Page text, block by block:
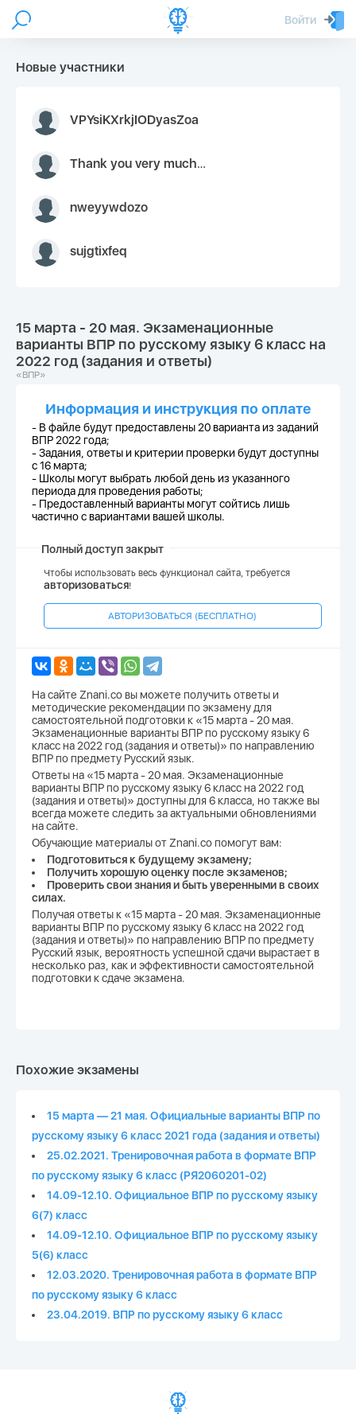
Войти
Новые участники
VPYsiKXrkjIODyasZoa
Thank you very much for your inquiry We appreciate you 9126052 https://youtube.com faceapple !
nweyywdozo
sujgtixfeq
15 марта - 20 мая. Экзаменационные
варианты ВПР по русскому языку 6 класс на
2022 год (задания и ответы)
«ВПР»
Информация и инструкция по оплате
- В файле будут предоставлены 20 варианта из заданий
ВПР 2022 года;
-Задания, ответы и критерии проверки будут доступны
с 16 марта;
- Школы могут выбрать любой день из указанного
периода для проведения работы;
- Предоставленный варианты могут сойтись лишь
частично с вариантами вашей школы.
Полный доступ закрыт
Чтобы использовать весь функционал сайта, требуется
авторизоваться!
АВТОРИЗОВАТЬСЯ (БЕСПЛАТНО)
На сайте Znani.co вы можете получить ответы и
методические рекомендации по экзамену для
самостоятельной подготовки к «15 марта - 20 мая.
Экзаменационные варианты ВПР по русскому языку 6
класс на 2022 год (задания и ответы)» по направлению
ВПР по предмету Русский язык.
Ответы на «15 марта - 20 мая. Экзаменационные
варианты ВПР по русскому языку 6 класс на 2022 год
(задания и ответы)» доступны для 6 класса, но также вы
всегда можете следить за актуальными обновлениями
на сайте.
Обучающие материалы от Znani.co помогут вам:
Подготовиться к будущему экзамену;
Получить хорошую оценку после экзаменов;
Проверить свои знания и быть уверенными в своих
силах.
Получая ответы к «15 марта - 20 мая. Экзаменационные
варианты ВПР по русскому языку 6 класс на 2022 год
(задания и ответы)» по направлению ВПР по предмету
Русский язык, вероятность успешной сдачи вырастает в
несколько раз, как и эффективности самостоятельной
подготовки к сдаче экзамена.
Похожие экзамены
15 марта — 21 мая. Официальные варианты ВПР по
русскому языку 6 класс 2021 года (задания и ответы)
25.02.2021. Тренировочная работа в формате ВПР
по русскому языку 6 класс (РЯ2060201-02)
14.09-12.10. Официальное ВПР по русскому языку
6(7) класс
14.09-12.10. Официальное ВПР по русскому языку
5(6) класс
12.03.2020. Тренировочная работа в формате ВПР
по русскому языку 6 класс
23.04.2019. ВПР по русскому языку 6 класс